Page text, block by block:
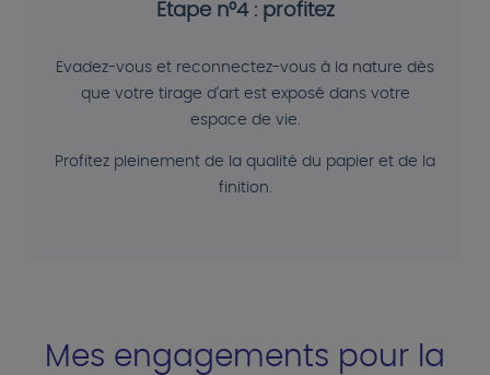
Etape n°4 : profitez
Evadez-vous et reconnectez-vous à la nature dès
que votre tirage d'art est exposé dans votre
espace de vie.
Profitez pleinement de la qualité du papier et de la
finition.
Mes engagements pour la